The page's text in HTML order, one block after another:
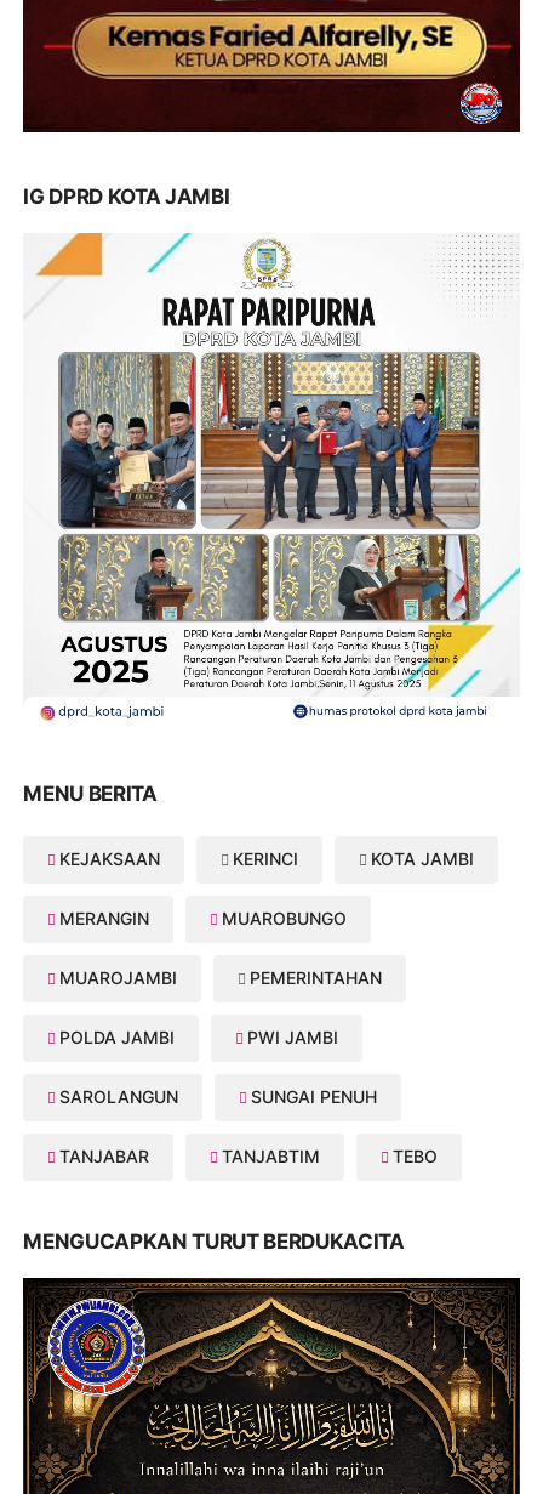
IG DPRD KOTA JAMBI
MENU BERITA
KEJAKSAAN KERINCI KOTA JAMBI
MERANGIN MUAROBUNGO
MUAROJAMBI PEMERINTAHAN
POLDA JAMBI PWI JAMBI
SAROLANGUN SUNGAI PENUH
TANJABAR TANJABTIM TEBO
MENGUCAPKAN TURUT BERDUKACITA